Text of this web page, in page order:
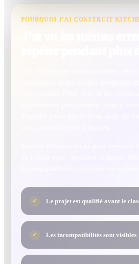
POURQUOI J’AI CONSTRUIT
✓ Le projet est qualifié avant le
✓ Les incompatibilités sont visibles